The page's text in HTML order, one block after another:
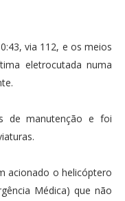
via 112, e os meios
eletrocutada numa
de manutenção e foi
acionado o helicóptero
Médica) que não